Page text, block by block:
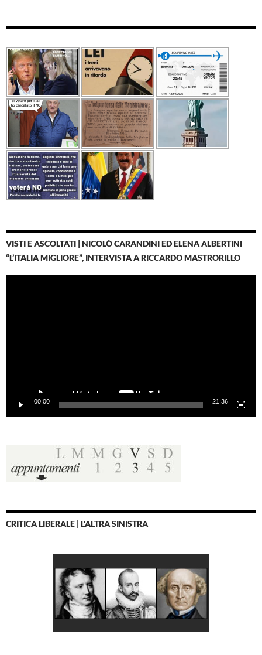
VISTI E ASCOLTATI | NICOLÒ CARANDINI ED ELENA ALBERTINI
“L’ITALIA MIGLIORE”, INTERVISTA A RICCARDO MASTRORILLO
00:00 21:36
CRITICA LIBERALE | L'ALTRA SINISTRA